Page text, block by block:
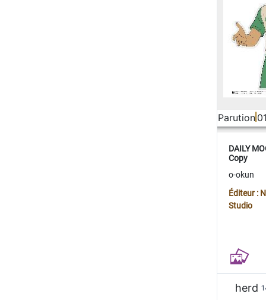
Parution
DAILY
Copy
o-okun
Éditeur :
Studio
herd